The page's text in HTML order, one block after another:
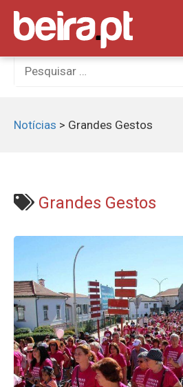
Skip
content
Procurar
por:
Notícias > Grandes Gestos
Grandes Gestos